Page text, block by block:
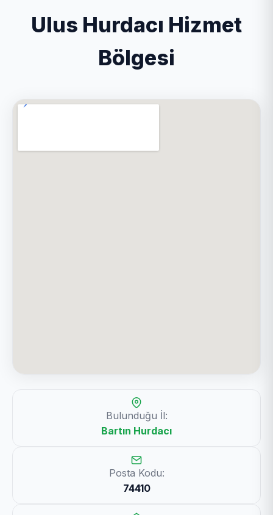
Ulus Hurdacı Hizmet
Bölgesi
Bulunduğu İl:
Bartın Hurdacı
Posta Kodu:
74410